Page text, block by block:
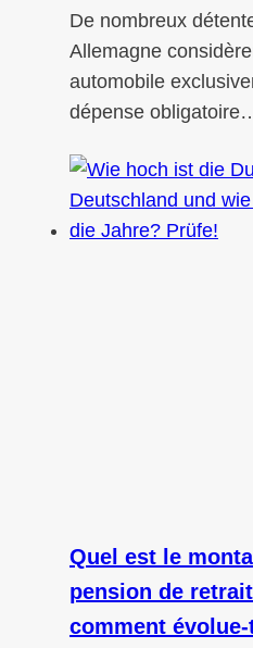
De nombreux
Allemagne
automobile
dépense
Quel est le
pension de
comment